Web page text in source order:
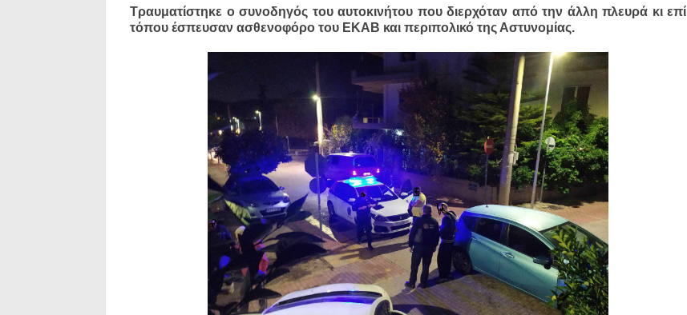
Τραυματίστηκε ο συνοδηγός του αυτοκινήτου που διερχόταν από την άλλη πλευρά κι επί
τόπου έσπευσαν ασθενοφόρο του ΕΚΑΒ και περιπολικό της Αστυνομίας.